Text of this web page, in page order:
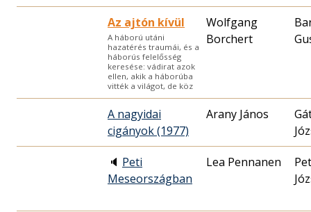
Az ajtón kívül
A háború utáni
hazatérés traumái, és a
háborús felelősség
keresése: vádirat azok
ellen, akik a háborúba
vitték a világot, de köz
Wolfgang
Borchert
A nagyidai
cigányok (1977)
Arany János
🔈 Peti
Meseországban
Lea Pennanen